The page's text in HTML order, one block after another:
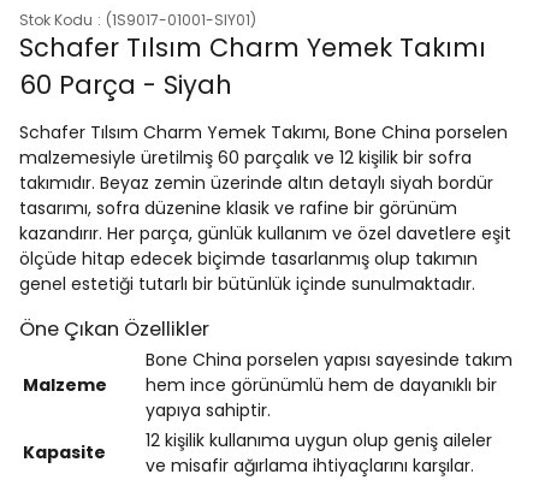
Stok Kodu (1S9017-01001-SIY01)
Schafer Tılsım Charm Yemek Takımı
60 Parça - Siyah
Schafer Tılsım Charm Yemek Takımı, Bone China porselen
malzemesiyle üretilmiş 60 parçalık ve 12 kişilik bir sofra
takımıdır. Beyaz zemin üzerinde altın detaylı siyah bordür
tasarımı, sofra düzenine klasik ve rafine bir görünüm
kazandırır. Her parça, günlük kullanım ve özel davetlere eşit
ölçüde hitap edecek biçimde tasarlanmış olup takımın
genel estetiği tutarlı bir bütünlük içinde sunulmaktadır.
Öne Çıkan Özellikler
Malzeme
Bone China porselen yapısı sayesinde takım
hem ince görünümlü hem de dayanıklı bir
yapıya sahiptir.
Kapasite
12 kişilik kullanıma uygun olup geniş aileler
ve misafir ağırlama ihtiyaçlarını karşılar.